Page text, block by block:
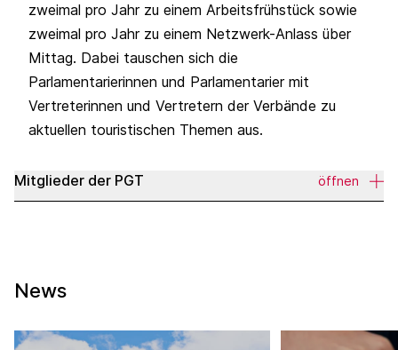
zweimal pro Jahr zu einem Arbeitsfrühstück sowie
zweimal pro Jahr zu einem Netzwerk-Anlass über
Mittag. Dabei tauschen sich die
Parlamentarierinnen und Parlamentarier mit
Vertreterinnen und Vertretern der Verbände zu
aktuellen touristischen Themen aus.
Mitglieder der PGT öffnen
News